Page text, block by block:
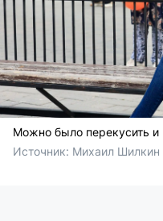
Можно было перекусить и
Источник: Михаил Шилкин